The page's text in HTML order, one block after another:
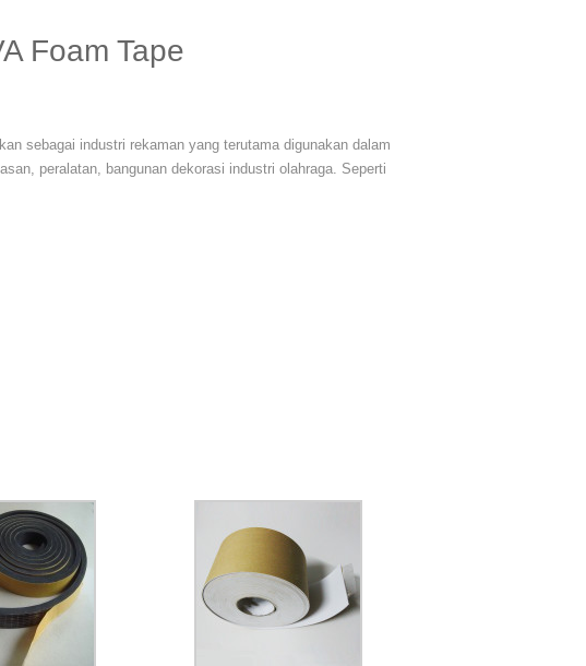
Foam Tape
sebagai industri rekaman yang terutama digunakan dalam
peralatan, bangunan dekorasi industri olahraga. Seperti